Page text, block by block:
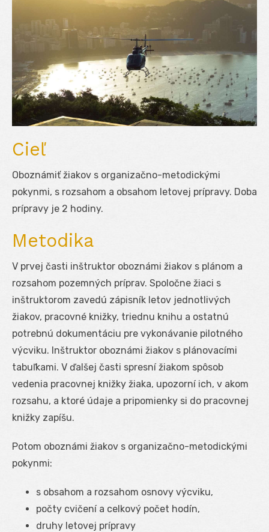
Cieľ
Oboznámiť žiakov s organizačno-metodickými
pokynmi, s rozsahom a obsahom letovej prípravy. Doba
prípravy je 2 hodiny.
Metodika
V prvej časti inštruktor oboznámi žiakov s plánom a
rozsahom pozemných príprav. Spoločne žiaci s
inštruktorom zavedú zápisník letov jednotlivých
žiakov, pracovné knižky, triednu knihu a ostatnú
potrebnú dokumentáciu pre vykonávanie pilotného
výcviku. Inštruktor oboznámi žiakov s plánovacími
tabuľkami. V ďalšej časti spresní žiakom spôsob
vedenia pracovnej knižky žiaka, upozorní ich, v akom
rozsahu, a ktoré údaje a pripomienky si do pracovnej
knižky zapíšu.
Potom oboznámi žiakov s organizačno-metodickými
pokynmi:
s obsahom a rozsahom osnovy výcviku,
počty cvičení a celkový počet hodín,
druhy letovej prípravy